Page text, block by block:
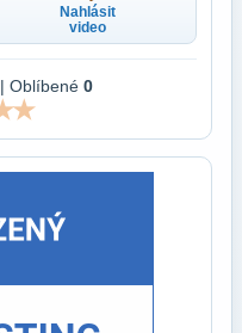
Nahlásit
video
| Oblíbené 0